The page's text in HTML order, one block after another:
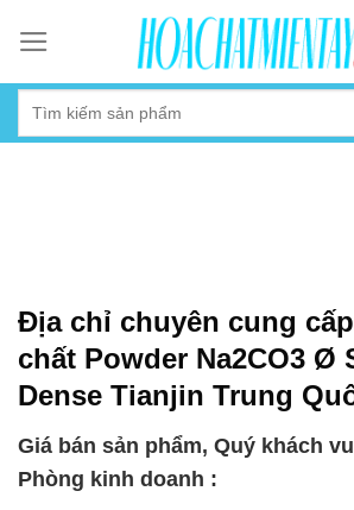
content
Địa chỉ chuyên cung
chất Powder Na2CO3 Ø
Dense Tianjin Trung
Giá bán sản phẩm, Quý khách
Phòng kinh doanh :